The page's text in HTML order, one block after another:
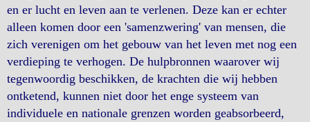
en er lucht en leven aan te verlenen. Deze kan er echter
alleen komen door een 'samenzwering' van mensen, die
zich verenigen om het gebouw van het leven met nog een
verdieping te verhogen. De hulpbronnen waarover wij
tegenwoordig beschikken, de krachten die wij hebben
ontketend, kunnen niet door het enge systeem van
individuele en nationale grenzen worden geabsorbeerd,